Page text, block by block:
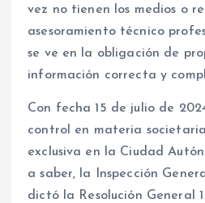
vez no tienen los medios o
asesoramiento técnico
se ve en la obligación de
información correcta y
Con fecha 15 de julio de
control en materia
exclusiva en la Ciudad
a saber, la Inspección
dictó la Resolución General